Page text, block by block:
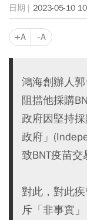
2023-05-10
+A -A
鴻海創辦人
阻擋他採購
政府因堅持
政府」
致BNT疫苗交
對此，對此
斥「非事實